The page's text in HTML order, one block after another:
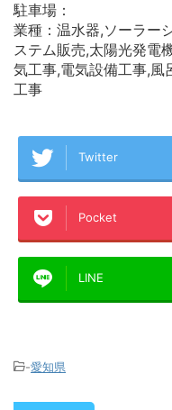
駐車場：
業種：温水器,ソーラー
ステム販売,太陽光発電
気工事,電気設備工事,風
工事
Twitter
Pocket
LINE
-愛知県